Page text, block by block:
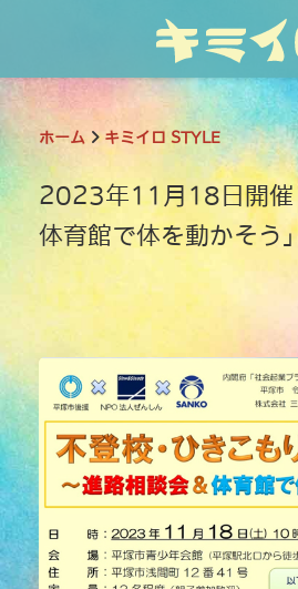
ホーム キミイロ STYLE
2023年11月18日開催
体育館で体を動かそう